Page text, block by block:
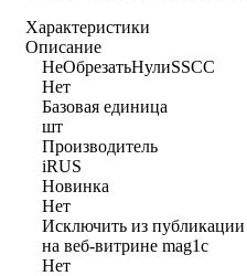
Характеристики
Описание
НеОбрезатьНулиSSCC
Нет
Базовая единица
шт
Производитель
iRUS
Новинка
Нет
Исключить из публикации
на веб-витрине mag1c
Нет